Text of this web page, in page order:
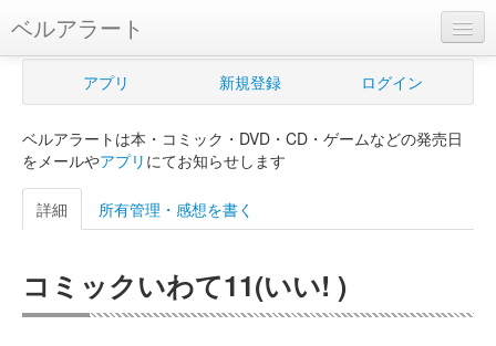
ベルアラート
ベルアラートとは
新規登録
ログイン
購入管理
アプリ 新規登録 ログイン
ベルアラートは本・コミック・DVD・CD・ゲームなどの発売日
をメールやアプリ にてお知らせします
詳細 所有管理・感想を書く
コミックいわて11(いい! )